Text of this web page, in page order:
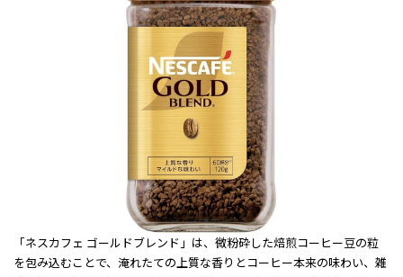
「ネスカフェ ゴールドブレンド」は、微粉砕した焙煎コーヒー豆の粒
を包み込むことで、淹れたての上質な香りとコーヒー本来の味わい、雑